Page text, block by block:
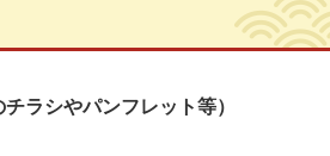
ラシやパンフレット等）